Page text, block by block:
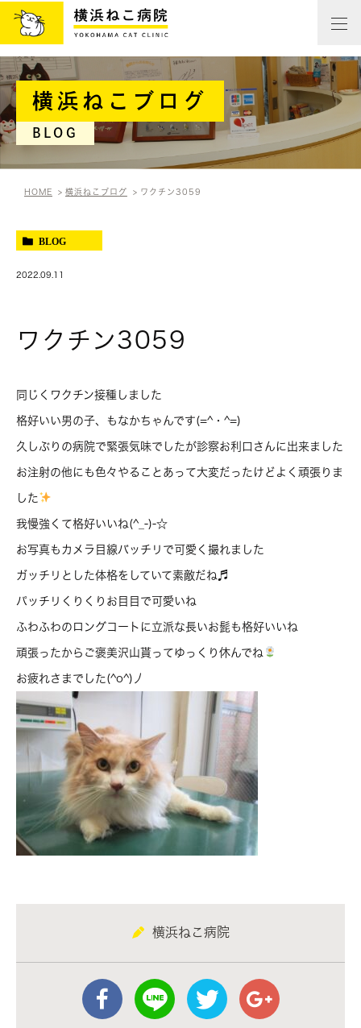
横浜ねこブログ
BLOG
HOME 横浜ねこブログ ワクチン3059
BLOG
2022.09.11
ワクチン3059
同じくワクチン接種しました
格好いい男の子、もなかちゃんです(=^・^=)
久しぶりの病院で緊張気味でしたが診察お利口さんに出来ました
お注射の他にも色々やることあって大変だったけどよく頑張りま
した
我慢強くて格好いいね(^_-)-☆
お写真もカメラ目線バッチリで可愛く撮れました
ガッチリとした体格をしていて素敵だね♬
パッチリくりくりお目目で可愛いね
ふわふわのロングコートに立派な長いお髭も格好いいね
頑張ったからご褒美沢山貰ってゆっくり休んでね
お疲れさまでした(^o^)丿
横浜ねこ病院